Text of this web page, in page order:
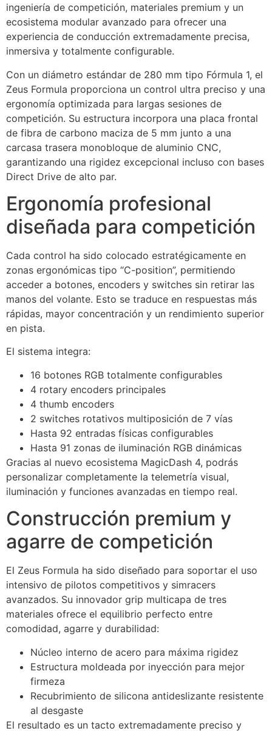
ingeniería de competición, materiales premium y un
ecosistema modular avanzado para ofrecer una
experiencia de conducción extremadamente precisa,
inmersiva y totalmente configurable.
Con un diámetro estándar de 280 mm tipo Fórmula 1, el
Zeus Formula proporciona un control ultra preciso y una
ergonomía optimizada para largas sesiones de
competición. Su estructura incorpora una placa frontal
de fibra de carbono maciza de 5 mm junto a una
carcasa trasera monobloque de aluminio CNC,
garantizando una rigidez excepcional incluso con bases
Direct Drive de alto par.
Ergonomía profesional
diseñada para competición
Cada control ha sido colocado estratégicamente en
zonas ergonómicas tipo “C-position”, permitiendo
acceder a botones, encoders y switches sin retirar las
manos del volante. Esto se traduce en respuestas más
rápidas, mayor concentración y un rendimiento superior
en pista.
El sistema integra:
16 botones RGB totalmente configurables
4 rotary encoders principales
4 thumb encoders
2 switches rotativos multiposición de 7 vías
Hasta 92 entradas físicas configurables
Hasta 91 zonas de iluminación RGB dinámicas
Gracias al nuevo ecosistema MagicDash 4, podrás
personalizar completamente la telemetría visual,
iluminación y funciones avanzadas en tiempo real.
Construcción premium y
agarre de competición
El Zeus Formula ha sido diseñado para soportar el uso
intensivo de pilotos competitivos y simracers
avanzados. Su innovador grip multicapa de tres
materiales ofrece el equilibrio perfecto entre
comodidad, agarre y durabilidad:
Núcleo interno de acero para máxima rigidez
Estructura moldeada por inyección para mejor
firmeza
Recubrimiento de silicona antideslizante resistente
al desgaste
El resultado es un tacto extremadamente preciso y